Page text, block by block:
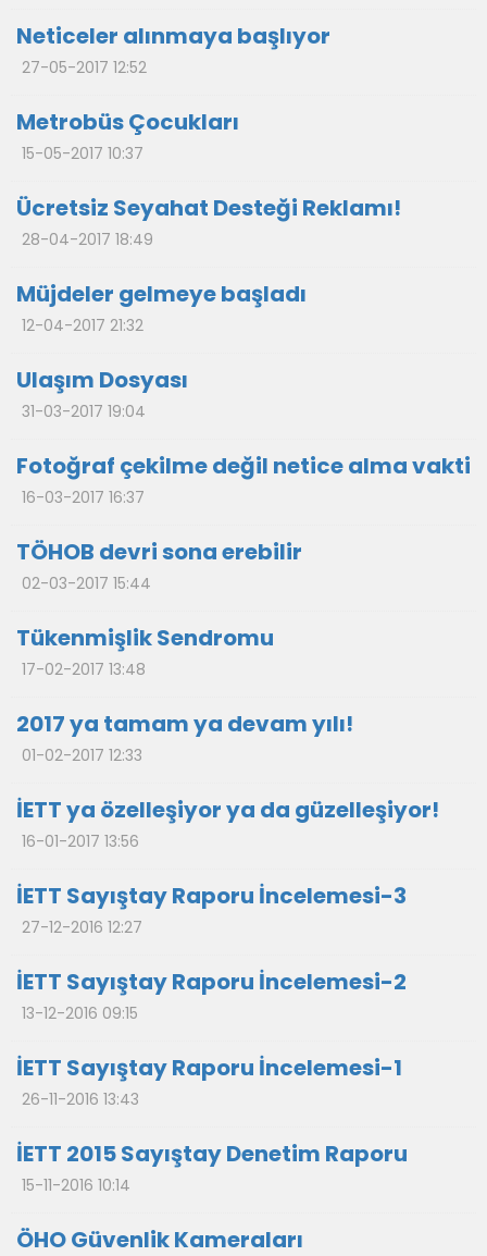
Neticeler alınmaya başlıyor
27-05-2017 12:52
Metrobüs Çocukları
15-05-2017 10:37
Ücretsiz Seyahat Desteği Reklamı!
28-04-2017 18:49
Müjdeler gelmeye başladı
12-04-2017 21:32
Ulaşım Dosyası
31-03-2017 19:04
Fotoğraf çekilme değil netice alma vakti
16-03-2017 16:37
TÖHOB devri sona erebilir
02-03-2017 15:44
Tükenmişlik Sendromu
17-02-2017 13:48
2017 ya tamam ya devam yılı!
01-02-2017 12:33
İETT ya özelleşiyor ya da güzelleşiyor!
16-01-2017 13:56
İETT Sayıştay Raporu İncelemesi-3
27-12-2016 12:27
İETT Sayıştay Raporu İncelemesi-2
13-12-2016 09:15
İETT Sayıştay Raporu İncelemesi-1
26-11-2016 13:43
İETT 2015 Sayıştay Denetim Raporu
15-11-2016 10:14
ÖHO Güvenlik Kameraları